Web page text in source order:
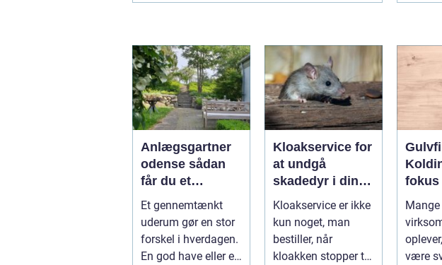
Anlægsgartner
odense sådan
får du et
uderum, der
holder i mange
år
Et gennemtænkt
uderum gør en stor
forskel i hverdagen.
En god have eller et
Kloakservice for
at undgå
skadedyr i din
bolig
Kloakservice er ikke
kun noget, man
bestiller, når
kloakken stopper til.
fokus
være